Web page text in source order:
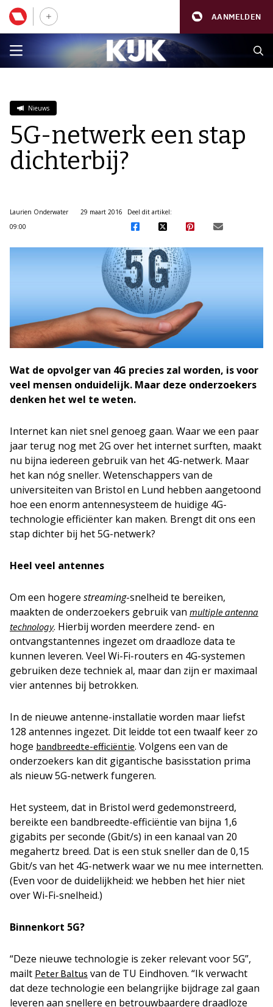
AANMELDEN
Nieuws
5G-netwerk een stap
dichterbij?
Laurien Onderwater
29 maart 2016
09:00
Deel dit artikel:
Wat de opvolger van 4G precies zal worden, is voor
veel mensen onduidelijk. Maar deze onderzoekers
denken het wel te weten.
Internet kan niet snel genoeg gaan. Waar we een paar
jaar terug nog met 2G over het internet surften, maakt
nu bijna iedereen gebruik van het 4G-netwerk. Maar
het kan nóg sneller. Wetenschappers van de
universiteiten van Bristol en Lund hebben aangetoond
hoe een enorm antennesysteem de huidige 4G-
technologie efficiënter kan maken. Brengt dit ons een
stap dichter bij het 5G-netwerk?
Heel veel antennes
Om een hogere streaming-snelheid te bereiken,
maakten de onderzoekers gebruik van multiple antenna
technology. Hierbij worden meerdere zend- en
ontvangstantennes ingezet om draadloze data te
kunnen leveren. Veel Wi-Fi-routers en 4G-systemen
gebruiken deze techniek al, maar dan zijn er maximaal
vier antennes bij betrokken.
In de nieuwe antenne-installatie worden maar liefst
128 antennes ingezet. Dit leidde tot een twaalf keer zo
hoge bandbreedte-efficiëntie. Volgens een van de
onderzoekers kan dit gigantische basisstation prima
als nieuw 5G-netwerk fungeren.
Het systeem, dat in Bristol werd gedemonstreerd,
bereikte een bandbreedte-efficiëntie van bijna 1,6
gigabits per seconde (Gbit/s) in een kanaal van 20
megahertz breed. Dat is een stuk sneller dan de 0,15
Gbit/s van het 4G-netwerk waar we nu mee internetten.
(Even voor de duidelijkheid: we hebben het hier niet
over Wi-Fi-snelheid.)
Binnenkort 5G?
“Deze nieuwe technologie is zeker relevant voor 5G”,
mailt Peter Baltus van de TU Eindhoven. “Ik verwacht
dat deze technologie een belangrijke bijdrage zal gaan
leveren aan snellere en betrouwbaardere draadloze